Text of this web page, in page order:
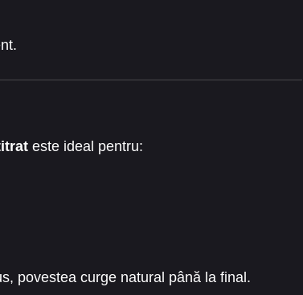
este ideal pentru:
povestea curge natural până la final.